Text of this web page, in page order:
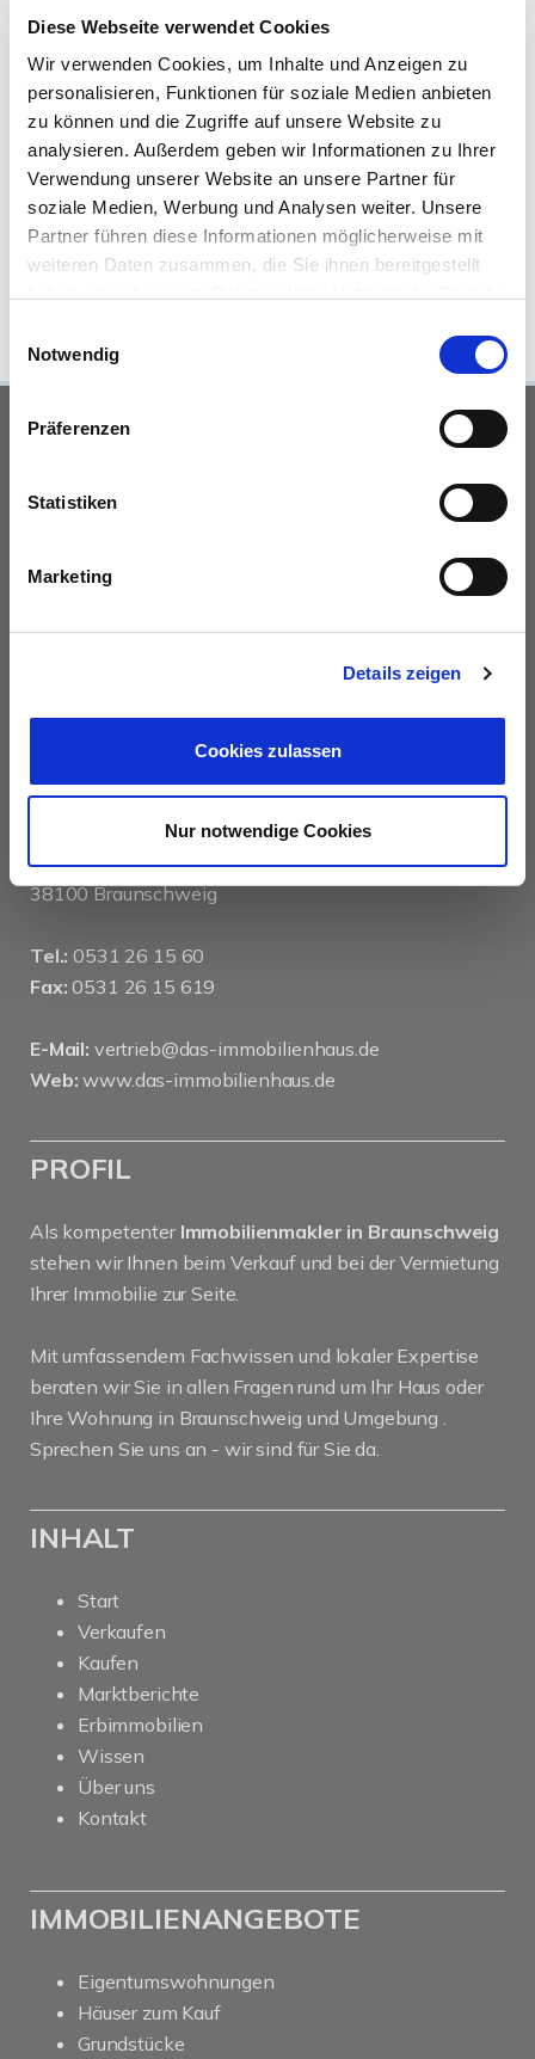
Diese Webseite verwendet Cookies
Wir verwenden Cookies, um Inhalte und Anzeigen zu
personalisieren, Funktionen für soziale Medien anbieten
zu können und die Zugriffe auf unsere Website zu
analysieren. Außerdem geben wir Informationen zu Ihrer
Verwendung unserer Website an unsere Partner für
soziale Medien, Werbung und Analysen weiter. Unsere
Partner führen diese Informationen möglicherweise mit
weiteren Daten zusammen, die Sie ihnen bereitgestellt
Notwendig
Präferenzen
Statistiken
Marketing
Details zeigen
Cookies zulassen
Nur notwendige Cookies
Braunschweig
Wohnung suche Braunschweig
Wohnungssuche
Wohnungsanzeigen Braunschweig
kaufen Braunschweig
mieten Braunschweig
Immobilie
Braunschweig
Immobilien Braunschweig
Hauskauf
Braunschweig
Immobilienkauf Braunschweig
Einfamilienhaus
Braunschweig
Einfamilienhäuser Braunschweig
UNSERE PARTNER &
das immobilienhaus oberenzer & stöcker gmbh &
Langer Hof 2d
38100 Braunschweig
Tel.: 0531 26 15 60
Fax: 0531 26 15 619
E-Mail: vertrieb@das-immobilienhaus.de
Web: www.das-immobilienhaus.de
PROFIL
Als kompetenter Immobilienmakler in Braunschweig
stehen wir Ihnen beim Verkauf und bei der Vermietung
Ihrer Immobilie zur Seite.
Mit umfassendem Fachwissen und lokaler Expertise
beraten wir Sie in allen Fragen rund um Ihr Haus oder
Ihre Wohnung in Braunschweig und Umgebung .
Sprechen Sie uns an - wir sind für Sie da.
INHALT
Start
Verkaufen
Kaufen
Marktberichte
Erbimmobilien
Wissen
Über uns
Kontakt
IMMOBILIENANGEBOTE
Eigentumswohnungen
Häuser zum Kauf
Grundstücke